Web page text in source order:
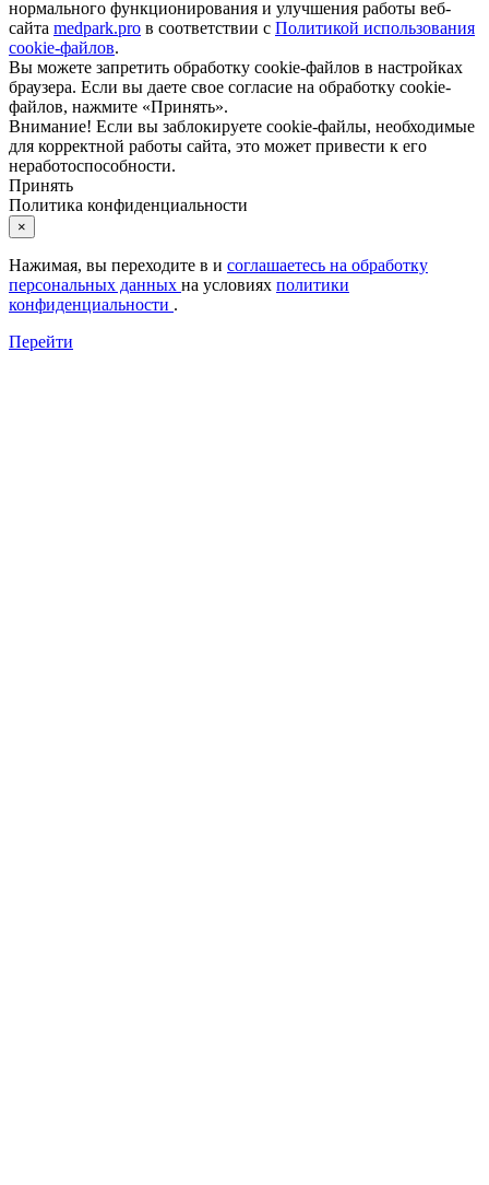
нормального функционирования и улучшения работы веб-
сайта medpark.pro в соответствии с Политикой использования
cookie-файлов.
Вы можете запретить обработку cookie-файлов в настройках
браузера. Если вы даете свое согласие на обработку cookie-
файлов, нажмите «Принять».
Внимание! Если вы заблокируете cookie-файлы, необходимые
для корректной работы сайта, это может привести к его
неработоспособности.
Принять
Политика конфиденциальности
×
Нажимая, вы переходите в и соглашаетесь на обработку
персональных данных на условиях политики
конфиденциальности .
Перейти